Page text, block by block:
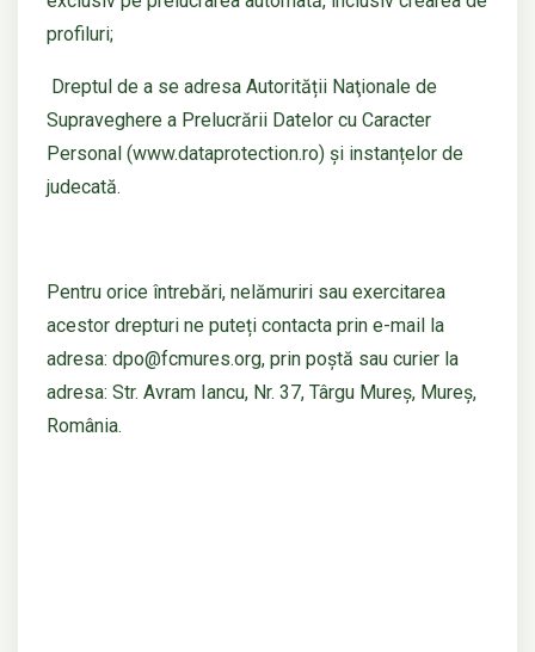
profiluri;
Dreptul de a se adresa Autorității Naţionale de
Supraveghere a Prelucrării Datelor cu Caracter
Personal (www.dataprotection.ro) și instanțelor de
judecată.
Pentru orice întrebări, nelămuriri sau exercitarea
acestor drepturi ne puteți contacta prin e-mail la
adresa: dpo@fcmures.org, prin poștă sau curier la
adresa: Str. Avram Iancu, Nr. 37, Târgu Mureș, Mureș,
România.